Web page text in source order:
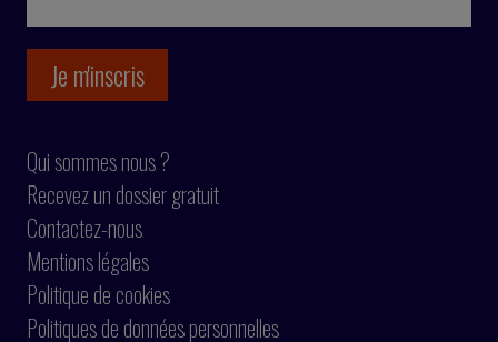
Qui sommes nous ?
Recevez un dossier gratuit
Contactez-nous
Mentions légales
Politique de cookies
Politiques de données personnelles